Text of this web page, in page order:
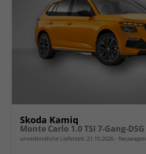
Skoda Kamiq
Monte Carlo 1.0 TSI 7-Gang-DSG
unverbindliche Lieferzeit: 21.10.2026 Neuwagen